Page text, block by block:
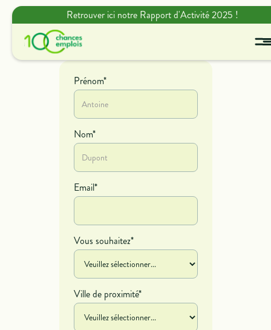
Retrouver ici notre Rapport d'Activité 2025 !
Prénom*
Nom*
Email*
Vous souhaitez*
Ville de proximité*